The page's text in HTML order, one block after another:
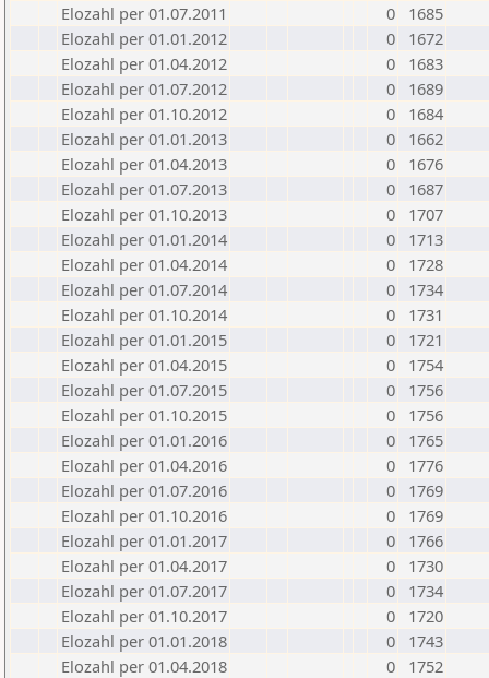
Elozahl per 01.07.2011
0
1685
Elozahl per 01.01.2012
0
1672
Elozahl per 01.04.2012
0
1683
Elozahl per 01.07.2012
0
1689
Elozahl per 01.10.2012
0
1684
Elozahl per 01.01.2013
0
1662
Elozahl per 01.04.2013
0
1676
Elozahl per 01.07.2013
0
1687
Elozahl per 01.10.2013
0
1707
Elozahl per 01.01.2014
0
1713
Elozahl per 01.04.2014
0
1728
Elozahl per 01.07.2014
0
1734
Elozahl per 01.10.2014
0
1731
Elozahl per 01.01.2015
0
1721
Elozahl per 01.04.2015
0
1754
Elozahl per 01.07.2015
0
1756
Elozahl per 01.10.2015
0
1756
Elozahl per 01.01.2016
0
1765
Elozahl per 01.04.2016
0
1776
Elozahl per 01.07.2016
0
1769
Elozahl per 01.10.2016
0
1769
Elozahl per 01.01.2017
0
1766
Elozahl per 01.04.2017
0
1730
Elozahl per 01.07.2017
0
1734
Elozahl per 01.10.2017
0
1720
Elozahl per 01.01.2018
0
1743
Elozahl per 01.04.2018
0
1752